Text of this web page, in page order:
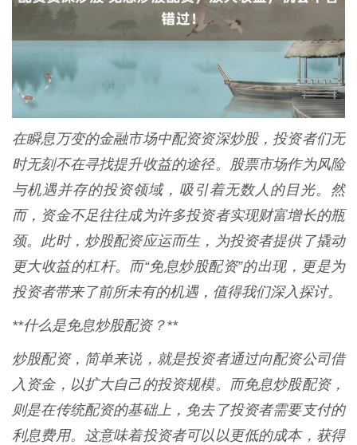
在瞬息万变的金融市场中配资资深炒股，投资者们无
时无刻不在寻找提升收益的途径。股票市场作为风险
与机遇并存的投资领域，吸引着无数人的目光。然
而，资金不足往往成为许多投资者实现财富增长的瓶
颈。此时，炒股配资应运而生，为投资者提供了撬动
更大收益的杠杆。而“免息炒股配资”的出现，更是为
投资者带来了前所未有的机遇，值得我们深入探讨。
**什么是免息炒股配资？**
炒股配资，简单来说，就是投资者通过向配资公司借
入资金，以扩大自己的投资规模。而免息炒股配资，
则是在传统配资的基础上，免去了投资者需要支付的
利息费用。这意味着投资者可以以更低的成本，获得